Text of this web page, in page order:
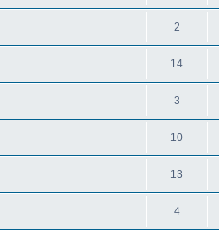
2
14
3
10
13
4